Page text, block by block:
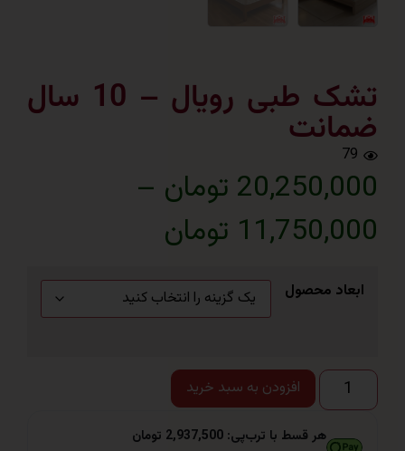
تشک طبی رویال – 10 سال
تومان
–
تومان
محصول
افزودن به سبد خرید
هر قسط با ترب‌پی: 2,937,500 تومان